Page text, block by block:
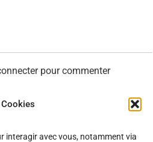
Cookies
interagir avec vous, notamment via
pour commenter